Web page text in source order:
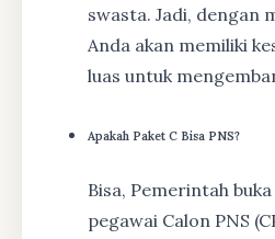
swasta. Jadi, dengan
Anda akan memiliki
luas untuk
Apakah Paket C Bisa PNS?
Bisa, Pemerintah
pegawai Calon PNS